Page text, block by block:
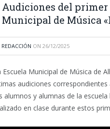
Audiciones del
Municipal de Música
REDACCIÓN ON 26/12/2025
Escuela Municipal de Música de
audiciones
alumnos y alumnas de la
en clase durante estos